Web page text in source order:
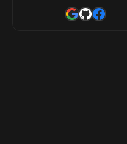
Smart